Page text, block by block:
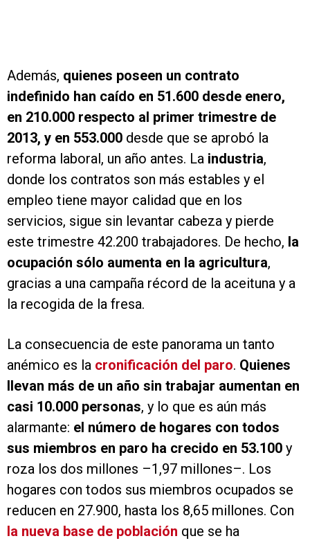
Además, quienes poseen un contrato
indefinido han caído en 51.600 desde enero,
en 210.000 respecto al primer trimestre de
2013, y en 553.000 desde que se aprobó la
reforma laboral, un año antes. La industria,
donde los contratos son más estables y el
empleo tiene mayor calidad que en los
servicios, sigue sin levantar cabeza y pierde
este trimestre 42.200 trabajadores. De hecho, la
ocupación sólo aumenta en la agricultura,
gracias a una campaña récord de la aceituna y a
la recogida de la fresa.
La consecuencia de este panorama un tanto
anémico es la cronificación del paro. Quienes
llevan más de un año sin trabajar aumentan en
casi 10.000 personas, y lo que es aún más
alarmante: el número de hogares con todos
sus miembros en paro ha crecido en 53.100 y
roza los dos millones –1,97 millones–. Los
hogares con todos sus miembros ocupados se
reducen en 27.900, hasta los 8,65 millones. Con
la nueva base de población que se ha